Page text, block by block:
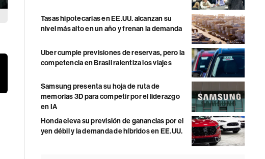
Tasas hipotecarias en EE.UU. alcanzan su
nivel más alto en un año y frenan la demanda
Uber cumple previsiones de reservas, pero la
competencia en Brasil ralentiza los viajes
Samsung presenta su hoja de ruta de
memorias 3D para competir por el liderazgo
en IA
Honda eleva su previsión de ganancias por el
yen débil y la demanda de híbridos en EE.UU.